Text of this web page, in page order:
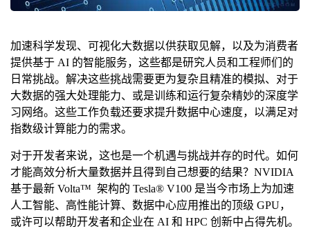
加速科学发现、可视化大数据以供获取见解，以及为消费者
提供基于 AI 的智能服务，这些都是研究人员和工程师们的
日常挑战。解决这些挑战需要更为复杂且精准的模拟、对于
大数据的强大处理能力、或是训练和运行复杂精妙的深度学
习网络。这些工作负载还要求提升数据中心速度，以满足对
指数级计算能力的需求。
对于开发者来说，这也是一个机遇与挑战并存的时代。如何
才能高效分析大量数据并且得到自己想要的结果？NVIDIA
基于最新 Volta™ 架构的 Tesla® V100 是当今市场上为加速
人工智能、高性能计算、数据中心应用推出的顶级 GPU，
或许可以帮助开发者和企业在 AI 和 HPC 创新中占得先机。